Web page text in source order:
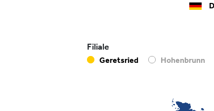
Filiale
Geretsried Hohenbrunn